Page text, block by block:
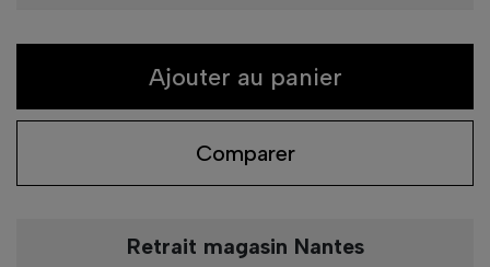
Ajouter au panier
Comparer
Retrait magasin Nantes